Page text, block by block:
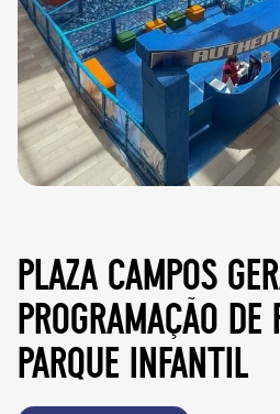
plaza campos
programação de
parque infantil